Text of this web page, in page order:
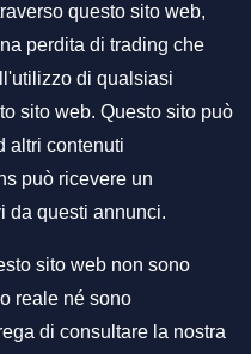
questo sito web,
perdita di trading che
di qualsiasi
sito web. Questo sito può
altri contenuti
può ricevere un
da questi annunci.
sito web non sono
reale né sono
di consultare la nostra